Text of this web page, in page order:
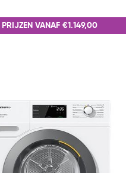
PRIJZEN VANAF €1.149,00